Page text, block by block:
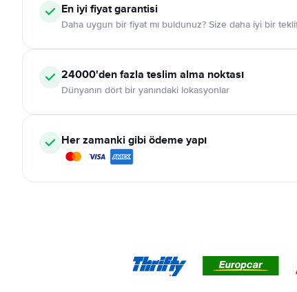
En iyi fiyat garantisi
Daha uygun bir fiyat mı buldunuz? Size daha iyi bir
24000'den fazla teslim alma noktası
Dünyanın dört bir yanındaki lokasyonlar
Her zamanki gibi ödeme yapı